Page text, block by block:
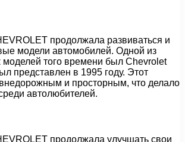
продолжала развиваться и
модели автомобилей. Одной из
того времени был Chevrolet
представлен в 1995 году. Этот
и просторным, что делало
автолюбителей.
продолжала улучшать свои